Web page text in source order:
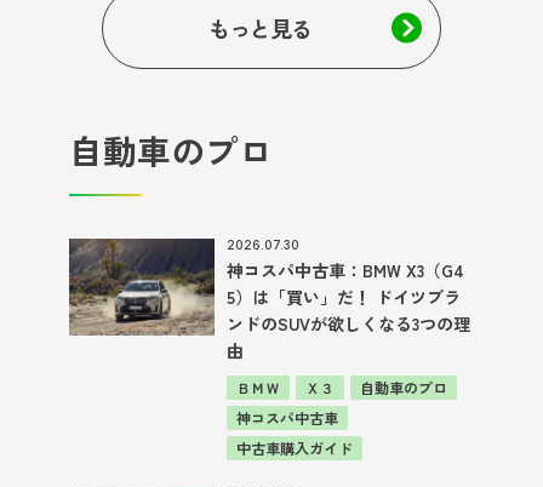
もっと見る
自動車のプロ
2026.07.30
神コスパ中古車：BMW X3（G4
5）は「買い」だ！ ドイツブラ
ンドのSUVが欲しくなる3つの理
由
ＢＭＷ Ｘ３
自動車のプロ
神コスパ中古車
中古車購入ガイド